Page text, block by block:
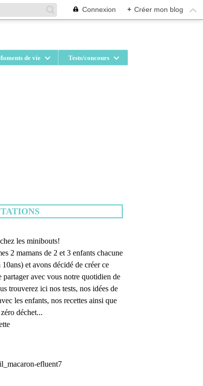
Connexion + Créer mon blog
de vie Tests/concours
les minibouts!
2 mamans de 2 et 3 enfants chacune
et avons décidé de créer ce
partager avec vous notre quotidien de
trouverez ici nos tests, nos idées de
les enfants, nos recettes ainsi que
déchet...